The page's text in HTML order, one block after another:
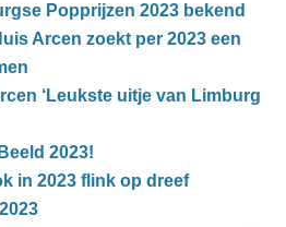
Popprijzen 2023 bekend
Arcen zoekt per 2023 een
‘Leukste uitje van Limburg
2023!
in 2023 flink op dreef